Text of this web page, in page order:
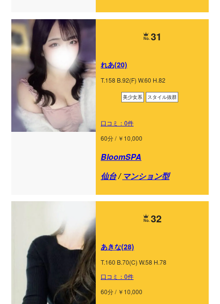
31
れあ(20)
T.158 B.92(F) W.60 H.82
美少女系 スタイル抜群
口コミ：0件
60分 / ￥10,000
BloomSPA
仙台/ マンション型
32
あきな(28)
T.160 B.70(C) W.58 H.78
口コミ：0件
60分 / ￥10,000